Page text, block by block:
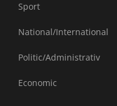
Sport
National/International
Politic/Administrativ
Economic